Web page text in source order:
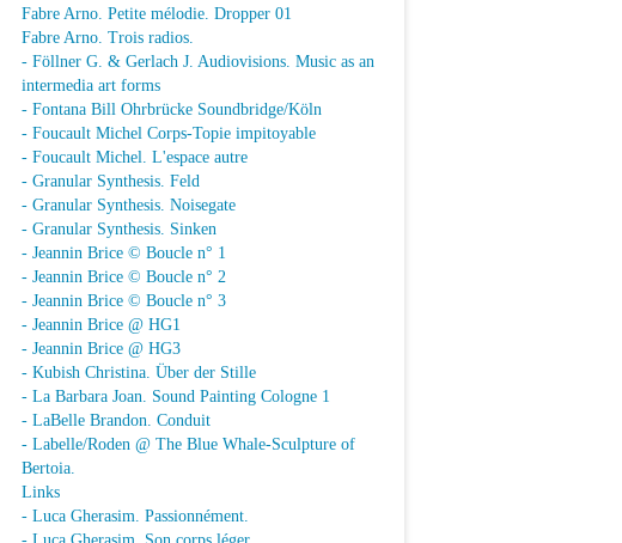
Fabre Arno. Petite mélodie. Dropper 01
Fabre Arno. Trois radios.
- Föllner G. & Gerlach J. Audiovisions. Music as an
intermedia art forms
- Fontana Bill Ohrbrücke Soundbridge/Köln
- Foucault Michel Corps-Topie impitoyable
- Foucault Michel. L'espace autre
- Granular Synthesis. Feld
- Granular Synthesis. Noisegate
- Granular Synthesis. Sinken
- Jeannin Brice © Boucle n° 1
- Jeannin Brice © Boucle n° 2
- Jeannin Brice © Boucle n° 3
- Jeannin Brice @ HG1
- Jeannin Brice @ HG3
- Kubish Christina. Über der Stille
- La Barbara Joan. Sound Painting Cologne 1
- LaBelle Brandon. Conduit
- Labelle/Roden @ The Blue Whale-Sculpture of
Bertoia.
Links
- Luca Gherasim. Passionnément.